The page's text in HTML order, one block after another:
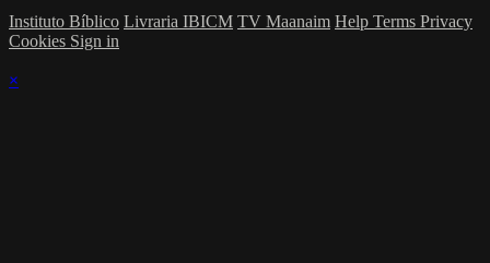
Instituto Bíblico Livraria IBICM TV Maanaim Help Terms Privacy
Cookies Sign in
×